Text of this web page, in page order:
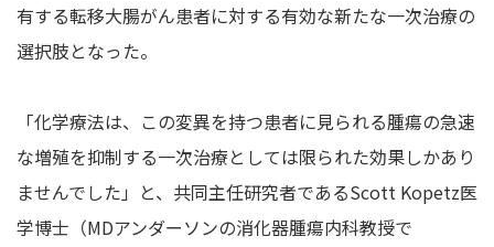
有する転移大腸がん患者に対する有効な新たな一次治療の
選択肢となった。
「化学療法は、この変異を持つ患者に見られる腫瘍の急速
な増殖を抑制する一次治療としては限られた効果しかあり
ませんでした」と、共同主任研究者であるScott Kopetz医
学博士（MDアンダーソンの消化器腫瘍内科教授で